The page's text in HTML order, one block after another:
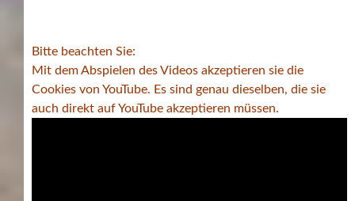
Bitte beachten Sie:
Mit dem Abspielen des Videos akzeptieren sie die
Cookies von YouTube. Es sind genau dieselben, die sie
auch direkt auf YouTube akzeptieren müssen.